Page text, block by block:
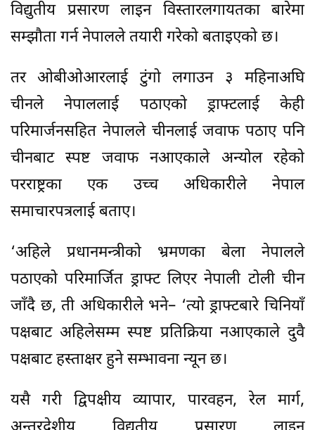
विद्युतीय प्रसारण लाइन विस्तारलगायतका बारेमा
सम्झौता गर्न नेपालले तयारी गरेको बताइएको छ।
तर ओबीओआरलाई टुंगो लगाउन ३ महिनाअघि
चीनले नेपाललाई पठाएको ड्राफ्टलाई केही
परिमार्जनसहित नेपालले चीनलाई जवाफ पठाए पनि
चीनबाट स्पष्ट जवाफ नआएकाले अन्योल रहेको
परराष्ट्रका एक उच्च अधिकारीले नेपाल
समाचारपत्रलाई बताए।
‘अहिले प्रधानमन्त्रीको भ्रमणका बेला नेपालले
पठाएको परिमार्जित ड्राफ्ट लिएर नेपाली टोली चीन
जाँदै छ, ती अधिकारीले भने– ‘त्यो ड्राफ्टबारे चिनियाँ
पक्षबाट अहिलेसम्म स्पष्ट प्रतिक्रिया नआएकाले दुवै
पक्षबाट हस्ताक्षर हुने सम्भावना न्यून छ।
यसै गरी द्विपक्षीय व्यापार, पारवहन, रेल मार्ग,